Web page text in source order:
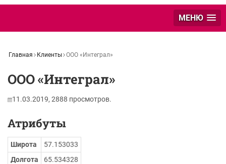
МЕНЮ
Главная Клиенты ООО «Интеграл»
ООО «Интеграл»
11.03.2019, 2888 просмотров.
Атрибуты
Широта
57.153033
Долгота
65.534328